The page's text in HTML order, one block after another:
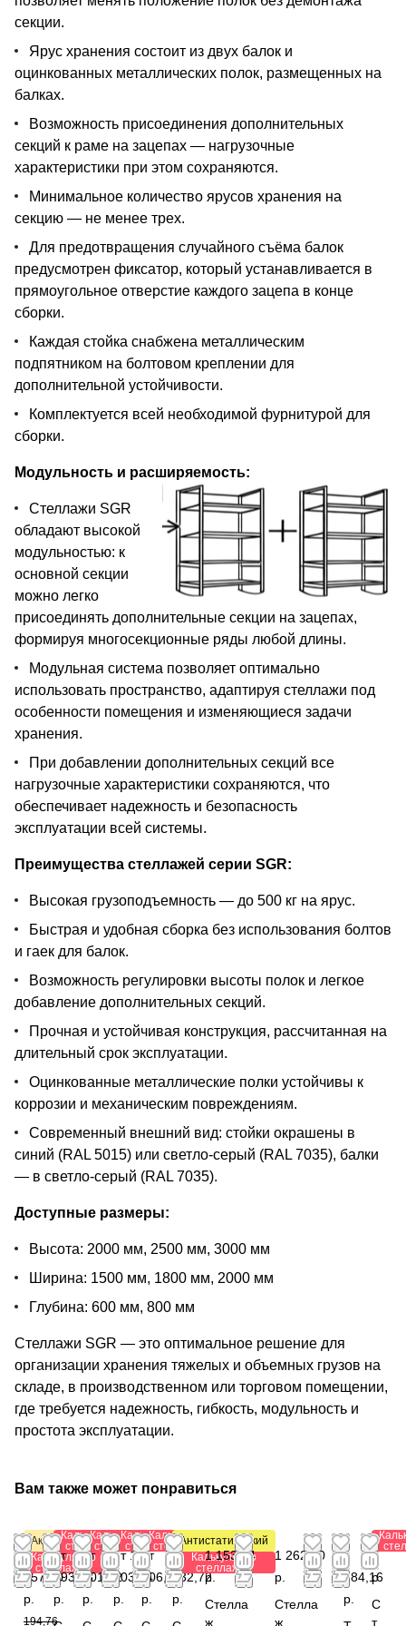
секции.
Ярус хранения состоит из двух балок и
оцинкованных металлических полок, размещенных на
балках.
Возможность присоединения дополнительных
секций к раме на зацепах — нагрузочные
характеристики при этом сохраняются.
Минимальное количество ярусов хранения на
секцию — не менее трех.
Для предотвращения случайного съёма балок
предусмотрен фиксатор, который устанавливается в
прямоугольное отверстие каждого зацепа в конце
сборки.
Каждая стойка снабжена металлическим
подпятником на болтовом креплении для
дополнительной устойчивости.
Комплектуется всей необходимой фурнитурой для
сборки.
Модульность и расширяемость:
Стеллажи SGR
обладают высокой
модульностью: к
основной секции
можно легко
присоединять дополнительные секции на зацепах,
формируя многосекционные ряды любой длины.
Модульная система позволяет оптимально
использовать пространство, адаптируя стеллажи под
особенности помещения и изменяющиеся задачи
хранения.
При добавлении дополнительных секций все
нагрузочные характеристики сохраняются, что
обеспечивает надежность и безопасность
эксплуатации всей системы.
Преимущества стеллажей серии SGR:
Высокая грузоподъемность — до 500 кг на ярус.
Быстрая и удобная сборка без использования болтов
и гаек для балок.
Возможность регулировки высоты полок и легкое
добавление дополнительных секций.
Прочная и устойчивая конструкция, рассчитанная на
длительный срок эксплуатации.
Оцинкованные металлические полки устойчивы к
коррозии и механическим повреждениям.
Современный внешний вид: стойки окрашены в
синий (RAL 5015) или светло-серый (RAL 7035), балки
— в светло-серый (RAL 7035).
Доступные размеры:
Высота: 2000 мм, 2500 мм, 3000 мм
Ширина: 1500 мм, 1800 мм, 2000 мм
Глубина: 600 мм, 800 мм
Стеллажи SGR — это оптимальное решение для
организации хранения тяжелых и объемных грузов на
складе, в производственном или торговом помещении,
где требуется надежность, гибкость, модульность и
простота эксплуатации.
Вам также может понравиться
Акция
Калькулятор
стеллажей
от
157,80
р.
194,76
Калькулятор
стеллажей
от
293,28
р.
Калькулятор
стеллажей
от
501,12
р.
Калькулятор
стеллажей
от 1
203,84
р.
Калькулятор
стеллажей
от
206,88
р.
Антистатический
Калькулятор
стеллажей
от 1
032,72
р.
1 153,44
р.
Стелла
ж
1 262,40
р.
Стелла
ж
1
784,16
р.
0
р.
С
т